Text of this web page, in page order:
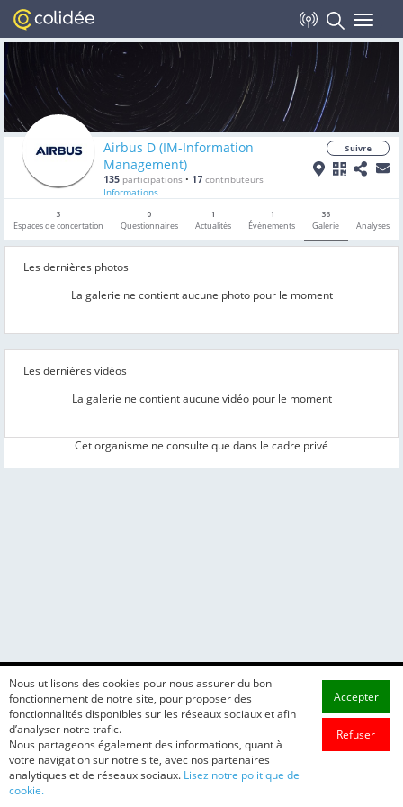
Toggle
Airbus D (IM-Information
Management)
135 participations • 17 contributeurs
Informations
Suivre
3
Espaces de concertation
0
Questionnaires
1
Actualités
1
Évènements
36
Galerie
Analyses
Les dernières photos
La galerie ne contient aucune photo pour le moment
Les dernières vidéos
La galerie ne contient aucune vidéo pour le moment
Cet organisme ne consulte que dans le cadre privé
Nous utilisons des cookies pour nous assurer du bon
fonctionnement de notre site, pour proposer des
fonctionnalités disponibles sur les réseaux sociaux et afin
d’analyser notre trafic.
Nous partageons également des informations, quant à
votre navigation sur notre site, avec nos partenaires
analytiques et de réseaux sociaux. Lisez notre politique de
cookie.
Accepter
Refuser